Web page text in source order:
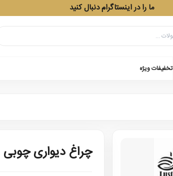
ما را در اینستاگرام دنبال کنید
تخفیفات ویژه
چراغ دیواری چوبی